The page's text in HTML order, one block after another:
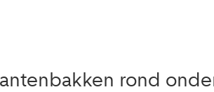
rond